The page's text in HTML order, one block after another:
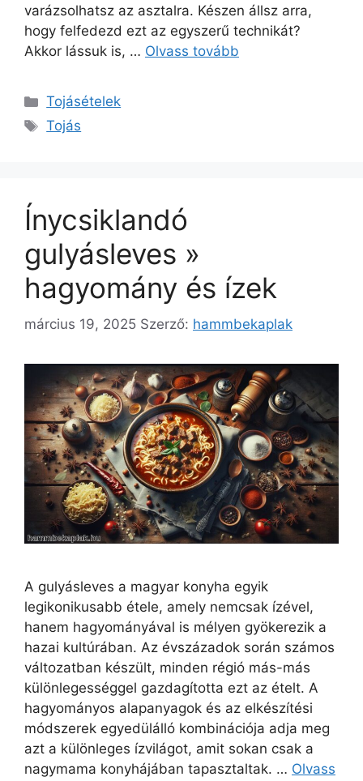
varázsolhatsz az asztalra. Készen állsz arra,
hogy felfedezd ezt az egyszerű technikát?
Akkor lássuk is, … Olvass tovább
Kategória
Tojásételek
Címkék
Tojás
Ínycsiklandó
gulyásleves »
hagyomány és ízek
március 19, 2025 Szerző: hammbekaplak
A gulyásleves a magyar konyha egyik
legikonikusabb étele, amely nemcsak ízével,
hanem hagyományával is mélyen gyökerezik a
hazai kultúrában. Az évszázadok során számos
változatban készült, minden régió más-más
különlegességgel gazdagította ezt az ételt. A
hagyományos alapanyagok és az elkészítési
módszerek egyedülálló kombinációja adja meg
azt a különleges ízvilágot, amit sokan csak a
nagymama konyhájában tapasztaltak. … Olvass